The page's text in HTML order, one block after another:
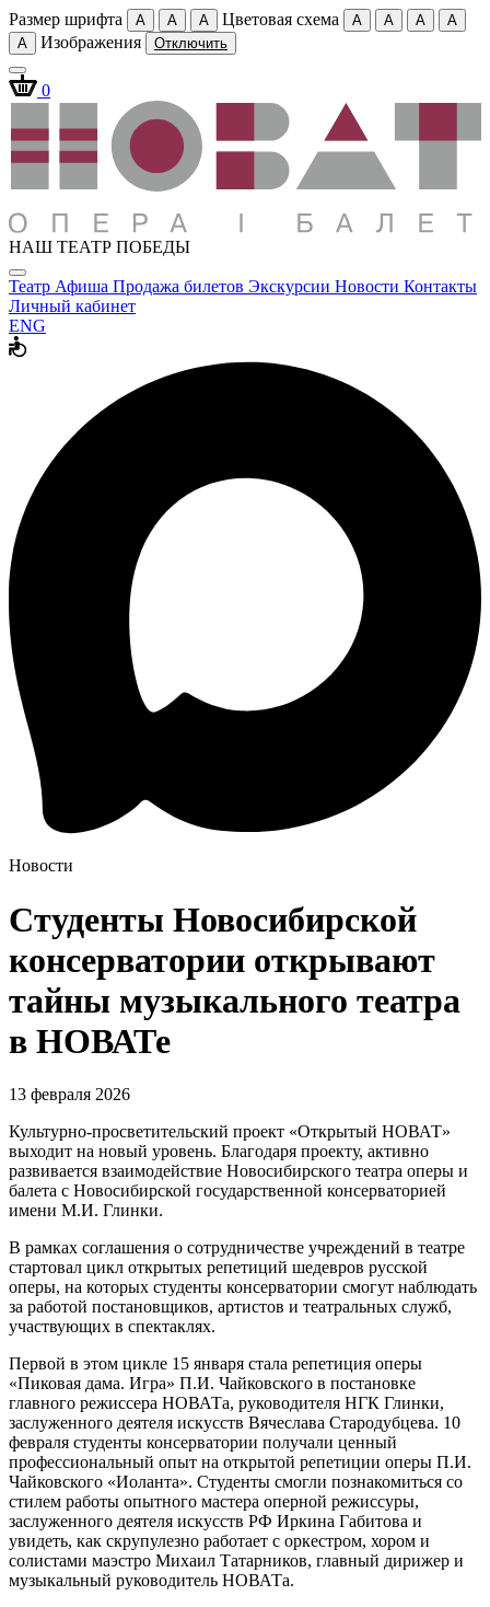
Размер шрифта A A A Цветовая схема A A A
A
A
Изображения Отключить
0
НАШ ТЕАТР ПОБЕДЫ
Театр Афиша Продажа билетов Экскурсии Новости Контакты
Личный кабинет
ENG
Новости
Студенты Новосибирской
консерватории открывают
тайны музыкального театра
в НОВАТе
13 февраля 2026
Культурно-просветительский проект «Открытый НОВАТ»
выходит на новый уровень. Благодаря проекту, активно
развивается взаимодействие Новосибирского театра оперы и
балета с Новосибирской государственной консерваторией
имени М.И. Глинки.
В рамках соглашения о сотрудничестве учреждений в театре
стартовал цикл открытых репетиций шедевров русской
оперы, на которых студенты консерватории смогут наблюдать
за работой постановщиков, артистов и театральных служб,
участвующих в спектаклях.
Первой в этом цикле 15 января стала репетиция оперы
«Пиковая дама. Игра» П.И. Чайковского в постановке
главного режиссера НОВАТа, руководителя НГК Глинки,
заслуженного деятеля искусств Вячеслава Стародубцева. 10
февраля студенты консерватории получали ценный
профессиональный опыт на открытой репетиции оперы П.И.
Чайковского «Иоланта». Студенты смогли познакомиться со
стилем работы опытного мастера оперной режиссуры,
заслуженного деятеля искусств РФ Иркина Габитова и
увидеть, как скрупулезно работает с оркестром, хором и
солистами маэстро Михаил Татарников, главный дирижер и
музыкальный руководитель НОВАТа.